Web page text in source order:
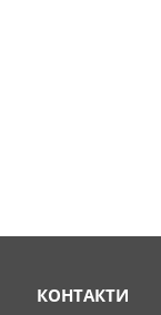
КОНТАКТИ